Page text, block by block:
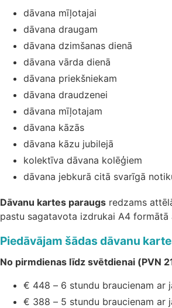
dāvana mīļotajai
dāvana draugam
dāvana dzimšanas dienā
dāvana vārda dienā
dāvana priekšniekam
dāvana draudzenei
dāvana mīļotajam
dāvana kāzās
dāvana kāzu jubilejā
kolektīva dāvana kolēģiem
dāvana jebkurā citā svarīgā
Dāvanu kartes paraugs redzams
pastu sagatavota izdrukai A4 formātā
Piedāvājam šādas dāvanu
No pirmdienas līdz svētdienai (PVN
€ 448 – 6 stundu braucienam ar
€ 388 – 5 stundu braucienam ar